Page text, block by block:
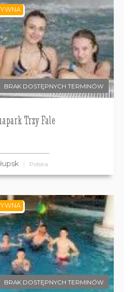
BRAK DOSTĘPNYCH TERMINÓW
Trzy Fale
Polska
BRAK DOSTĘPNYCH TERMINÓW